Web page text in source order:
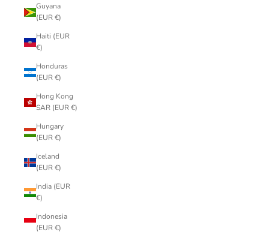
Guyana
(EUR €)
Haiti (EUR
€)
Honduras
(EUR €)
Hong Kong
SAR (EUR €)
Hungary
(EUR €)
Iceland
(EUR €)
India (EUR
€)
Indonesia
(EUR €)